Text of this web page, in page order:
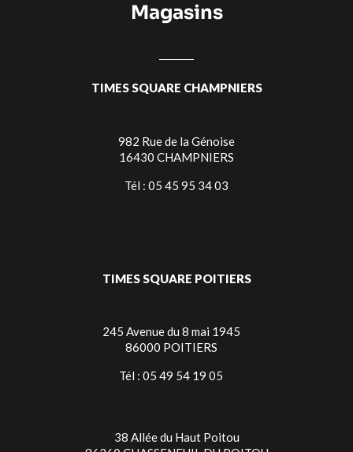
Magasins
TIMES SQUARE CHAMPNIERS
982 Rue de la Génoise
16430 CHAMPNIERS
Tél : 05 45 95 34 03
TIMES SQUARE POITIERS
245 Avenue du 8 mai 1945
86000 POITIERS
Tél : 05 49 54 19 05
38 Allée du Haut Poitou